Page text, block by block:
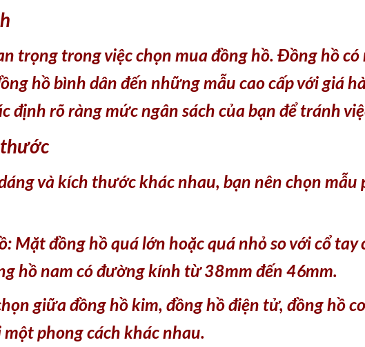
trọng trong việc chọn mua đồng hồ. Đồng hồ
hồ bình dân đến những mẫu cao cấp với giá
định rõ ràng mức ngân sách của bạn để tránh
và kích thước khác nhau, bạn nên chọn
Mặt đồng hồ quá lớn hoặc quá nhỏ so với cổ tay
hồ nam có đường kính từ 38mm đến 46mm.
giữa đồng hồ kim, đồng hồ điện tử, đồng hồ
phong cách khác nhau.